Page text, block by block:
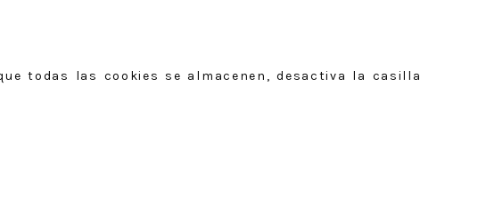
todas las cookies se almacenen, desactiva la casilla